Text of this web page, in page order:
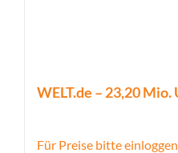
WELT.de – 23,20
Für Preise bitte